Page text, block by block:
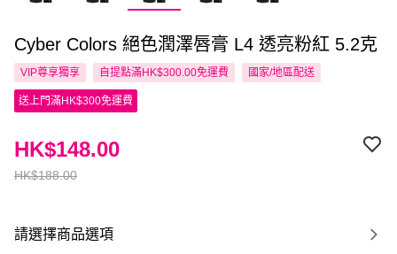
Cyber Colors 絕色潤澤唇膏 L4 透亮粉紅 5.2克
VIP尊享獨享 自提點滿HK$300.00免運費 國家/地區配送
送上門滿HK$300免運費
HK$188.00
HK$148.00
請選擇商品選項